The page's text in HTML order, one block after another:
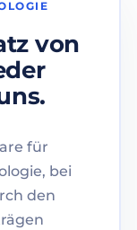
von
für
bei
den